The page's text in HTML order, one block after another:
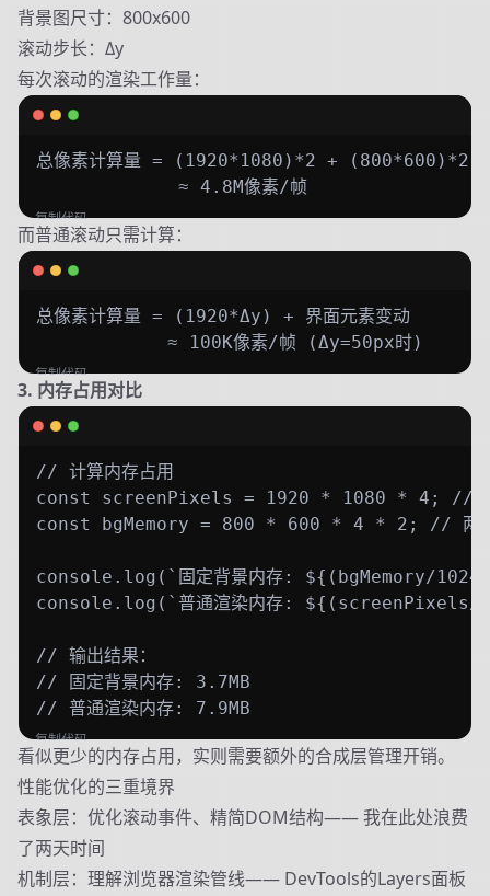
背景图尺寸：800x600
滚动步长：Δy
每次滚动的渲染工作量：
总像素计算量 = (1920*1080)*2 + (800*600)*2
             ≈ 4.8M像素/帧
复制代码
而普通滚动只需计算：
总像素计算量 = (1920*Δy) + 界面元素变动
            ≈ 100K像素/帧 (Δy=50px时)
复制代码
3. 内存占用对比
// 计算内存占用
const screenPixels = 1920 * 1080 * 4; // 每
const bgMemory = 800 * 600 * 4 * 2; // 两张
console.log(`固定背景内存: ${(bgMemory/
console.log(`普通渲染内存:
// 输出结果：
// 固定背景内存: 3.7MB
// 普通渲染内存: 7.9MB
复制代码
看似更少的内存占用，实则需要额外的合成层管理开销。
性能优化的三重境界
表象层：优化滚动事件、精简DOM结构—— 我在此处浪费
了两天时间
机制层：理解浏览器渲染管线—— DevTools的Layers面板